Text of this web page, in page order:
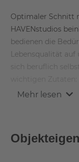
Optimaler Schnitt
HAVENstudios
bedienen die
Lebensqualität
sich beruflich
gestaltetes,
Die HAVENstudios
Mehr lesen